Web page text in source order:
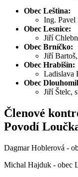
Obec Leština:
Ing. Pavel
Obec Lesnice:
Jiří
Obec Brníčko:
Jiří
Obec Hrabišín:
Ladislava
Obec
Jiří Štelc,
Členové
Povodí
Dagmar Hoblerová -
Michal Hajduk - obec